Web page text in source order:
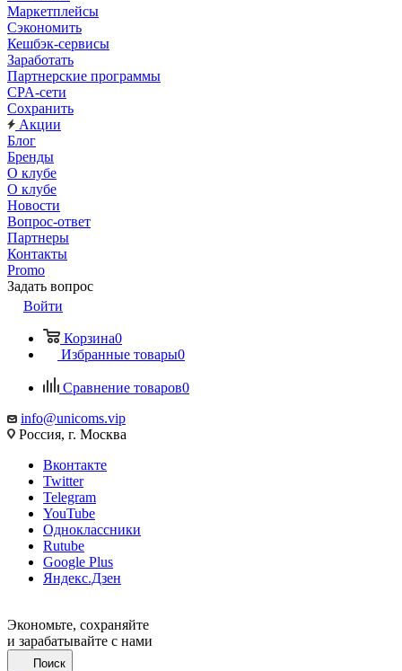
Маркетплейсы
Сэкономить
Кешбэк-сервисы
Заработать
Партнерские программы
CPA-сети
Сохранить
Акции
Блог
Бренды
О клубе
О клубе
Новости
Вопрос-ответ
Партнеры
Контакты
Promo
Задать вопрос
Войти
Корзина0
Избранные товары0
Сравнение товаров0
info@unicoms.vip
Россия, г. Москва
Вконтакте
Twitter
Telegram
YouTube
Одноклассники
Rutube
Google Plus
Яндекс.Дзен
Экономьте, сохраняйте
и зарабатывайте с нами
Поиск